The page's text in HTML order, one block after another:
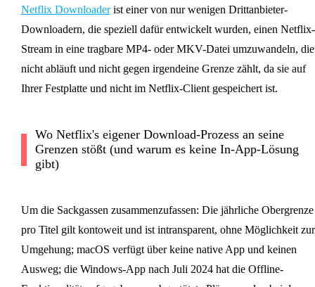
Netflix Downloaderist einer von nur wenigen Drittanbieter-
Downloadern, die speziell dafür entwickelt wurden, einen Netflix-
Stream in eine tragbare MP4- oder MKV-Datei umzuwandeln, die
nicht abläuft und nicht gegen irgendeine Grenze zählt, da sie auf
Ihrer Festplatte und nicht im Netflix-Client gespeichert ist.
Wo Netflix's eigener Download-Prozess an seine
Grenzen stößt (und warum es keine In-App-Lösung
gibt)
Um die Sackgassen zusammenzufassen: Die jährliche Obergrenze
pro Titel gilt kontoweit und ist intransparent, ohne Möglichkeit zur
Umgehung; macOS verfügt über keine native App und keinen
Ausweg; die Windows-App nach Juli 2024 hat die Offline-